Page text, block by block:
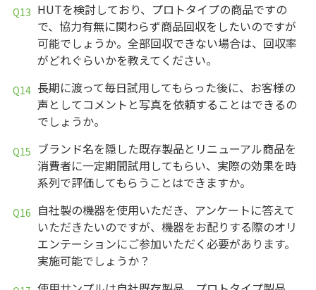
HUTを検討しており、プロトタイプの商品ですの
で、協力有無に関わらず商品回収をしたいのですが
可能でしょうか。全部回収できない場合は、回収率
がどれぐらいかを教えてください。
長期に渡って毎日試用してもらった後に、お客様の
声としてコメントと写真を依頼することはできるの
でしょうか。
ブランド名を隠した既存製品とリニューアル商品を
消費者に一定期間試用してもらい、実際の効果を時
系列で評価してもらうことはできますか。
自社製の機器を使用いただき、アンケートに答えて
いただきたいのですが、機器をお配りする際のオリ
エンテーションにご参加いただく必要があります。
実施可能でしょうか？